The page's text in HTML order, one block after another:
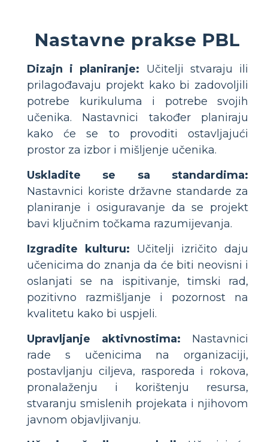
Nastavne prakse PBL
Dizajn i planiranje: Učitelji stvaraju ili
prilagođavaju projekt kako bi zadovoljili
potrebe kurikuluma i potrebe svojih
učenika. Nastavnici također planiraju
kako će se to provoditi ostavljajući
prostor za izbor i mišljenje učenika.
Uskladite se sa standardima:
Nastavnici koriste državne standarde za
planiranje i osiguravanje da se projekt
bavi ključnim točkama razumijevanja.
Izgradite kulturu: Učitelji izričito daju
učenicima do znanja da će biti neovisni i
oslanjati se na ispitivanje, timski rad,
pozitivno razmišljanje i pozornost na
kvalitetu kako bi uspjeli.
Upravljanje aktivnostima: Nastavnici
rade s učenicima na organizaciji,
postavljanju ciljeva, rasporeda i rokova,
pronalaženju i korištenju resursa,
stvaranju smislenih projekata i njihovom
javnom objavljivanju.